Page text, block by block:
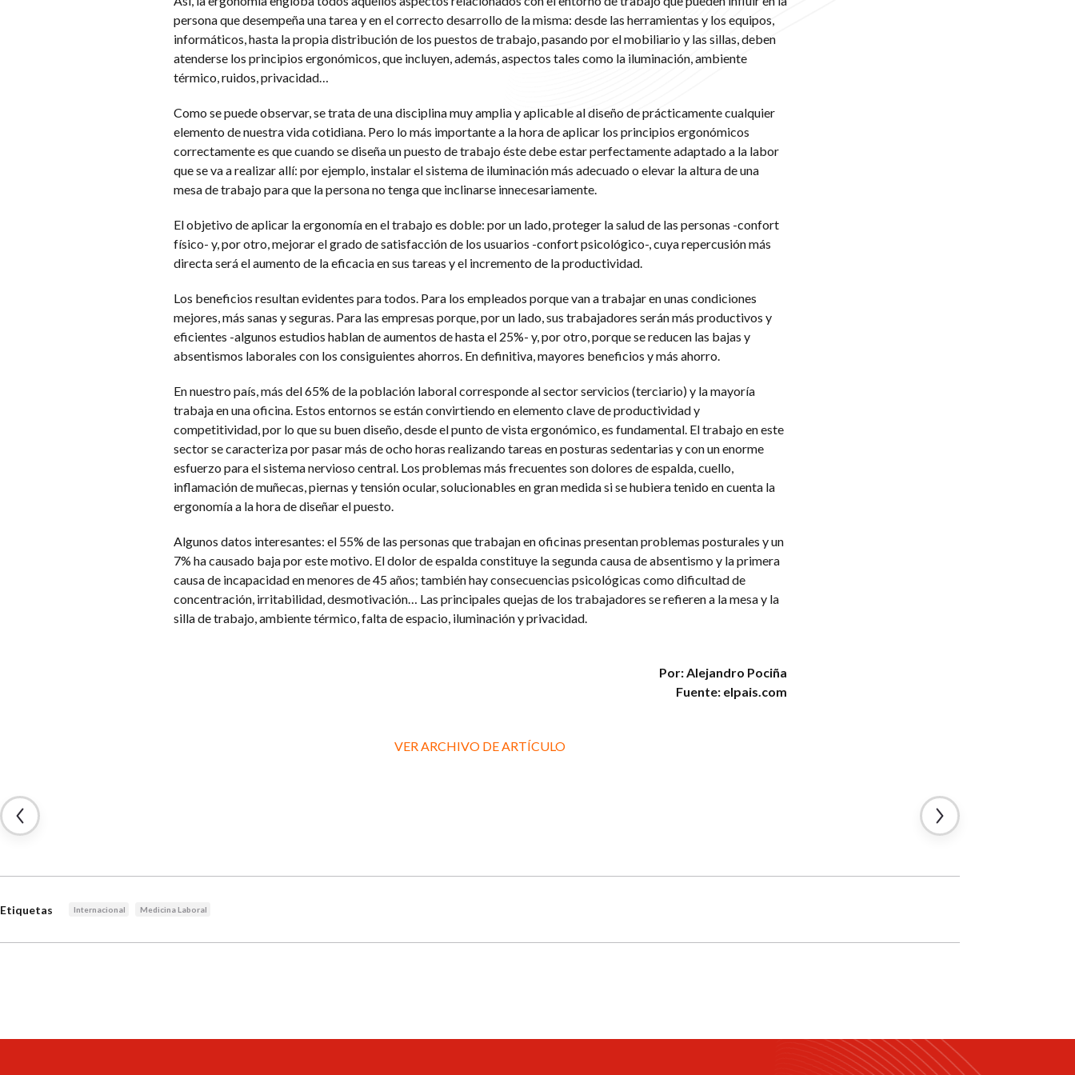
persona que desempeña una tarea y en el correcto desarrollo de la misma: desde las herramientas y los equipos,
informáticos, hasta la propia distribución de los puestos de trabajo, pasando por el mobiliario y las sillas, deben
atenderse los principios ergonómicos, que incluyen, además, aspectos tales como la iluminación, ambiente
térmico, ruidos, privacidad…
Como se puede observar, se trata de una disciplina muy amplia y aplicable al diseño de prácticamente cualquier
elemento de nuestra vida cotidiana. Pero lo más importante a la hora de aplicar los principios ergonómicos
correctamente es que cuando se diseña un puesto de trabajo éste debe estar perfectamente adaptado a la labor
que se va a realizar allí: por ejemplo, instalar el sistema de iluminación más adecuado o elevar la altura de una
mesa de trabajo para que la persona no tenga que inclinarse innecesariamente.
El objetivo de aplicar la ergonomía en el trabajo es doble: por un lado, proteger la salud de las personas -confort
físico- y, por otro, mejorar el grado de satisfacción de los usuarios -confort psicológico-, cuya repercusión más
directa será el aumento de la eficacia en sus tareas y el incremento de la productividad.
Los beneficios resultan evidentes para todos. Para los empleados porque van a trabajar en unas condiciones
mejores, más sanas y seguras. Para las empresas porque, por un lado, sus trabajadores serán más productivos y
eficientes -algunos estudios hablan de aumentos de hasta el 25%- y, por otro, porque se reducen las bajas y
absentismos laborales con los consiguientes ahorros. En definitiva, mayores beneficios y más ahorro.
En nuestro país, más del 65% de la población laboral corresponde al sector servicios (terciario) y la mayoría
trabaja en una oficina. Estos entornos se están convirtiendo en elemento clave de productividad y
competitividad, por lo que su buen diseño, desde el punto de vista ergonómico, es fundamental. El trabajo en este
sector se caracteriza por pasar más de ocho horas realizando tareas en posturas sedentarias y con un enorme
esfuerzo para el sistema nervioso central. Los problemas más frecuentes son dolores de espalda, cuello,
inflamación de muñecas, piernas y tensión ocular, solucionables en gran medida si se hubiera tenido en cuenta la
ergonomía a la hora de diseñar el puesto.
Algunos datos interesantes: el 55% de las personas que trabajan en oficinas presentan problemas posturales y un
7% ha causado baja por este motivo. El dolor de espalda constituye la segunda causa de absentismo y la primera
causa de incapacidad en menores de 45 años; también hay consecuencias psicológicas como dificultad de
concentración, irritabilidad, desmotivación… Las principales quejas de los trabajadores se refieren a la mesa y la
silla de trabajo, ambiente térmico, falta de espacio, iluminación y privacidad.
Por: Alejandro Pociña
Fuente: elpais.com
VER ARCHIVO DE ARTÍCULO
Etiquetas Internacional Medicina Laboral